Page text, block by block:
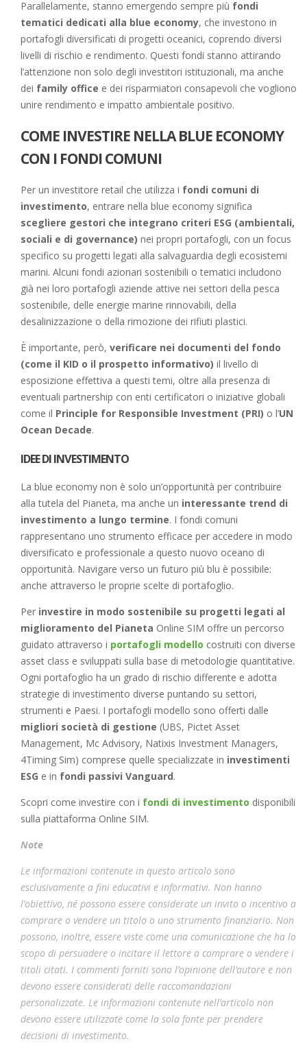
Parallelamente, stanno emergendo sempre più fondi
tematici dedicati alla blue economy, che investono in
portafogli diversificati di progetti oceanici, coprendo diversi
livelli di rischio e rendimento. Questi fondi stanno attirando
l’attenzione non solo degli investitori istituzionali, ma anche
dei family office e dei risparmiatori consapevoli che vogliono
unire rendimento e impatto ambientale positivo.
COME INVESTIRE NELLA BLUE ECONOMY
CON I FONDI COMUNI
Per un investitore retail che utilizza i fondi comuni di
investimento, entrare nella blue economy significa
scegliere gestori che integrano criteri ESG (ambientali,
sociali e di governance) nei propri portafogli, con un focus
specifico su progetti legati alla salvaguardia degli ecosistemi
marini. Alcuni fondi azionari sostenibili o tematici includono
già nei loro portafogli aziende attive nei settori della pesca
sostenibile, delle energie marine rinnovabili, della
desalinizzazione o della rimozione dei rifiuti plastici.
È importante, però, verificare nei documenti del fondo
(come il KID o il prospetto informativo) il livello di
esposizione effettiva a questi temi, oltre alla presenza di
eventuali partnership con enti certificatori o iniziative globali
come il Principle for Responsible Investment (PRI) o l’UN
Ocean Decade.
IDEE DI INVESTIMENTO
La blue economy non è solo un’opportunità per contribuire
alla tutela del Pianeta, ma anche un interessante trend di
investimento a lungo termine. I fondi comuni
rappresentano uno strumento efficace per accedere in modo
diversificato e professionale a questo nuovo oceano di
opportunità. Navigare verso un futuro più blu è possibile:
anche attraverso le proprie scelte di portafoglio.
Per investire in modo sostenibile su progetti legati al
miglioramento del Pianeta Online SIM offre un percorso
guidato attraverso i portafogli modello costruiti con diverse
asset class e sviluppati sulla base di metodologie quantitative.
Ogni portafoglio ha un grado di rischio differente e adotta
strategie di investimento diverse puntando su settori,
strumenti e Paesi. I portafogli modello sono offerti dalle
migliori società di gestione (UBS, Pictet Asset
Management, Mc Advisory, Natixis Investment Managers,
4Timing Sim) comprese quelle specializzate in investimenti
ESG e in fondi passivi Vanguard.
Scopri come investire con i fondi di investimento disponibili
sulla piattaforma Online SIM.
Note
Le informazioni contenute in questo articolo sono
esclusivamente a fini educativi e informativi. Non hanno
l’obiettivo, né possono essere considerate un invito o incentivo a
comprare o vendere un titolo o uno strumento finanziario. Non
possono, inoltre, essere viste come una comunicazione che ha lo
scopo di persuadere o incitare il lettore a comprare o vendere i
titoli citati. I commenti forniti sono l’opinione dell’autore e non
devono essere considerati delle raccomandazioni
personalizzate. Le informazioni contenute nell’articolo non
devono essere utilizzate come la sola fonte per prendere
decisioni di investimento.